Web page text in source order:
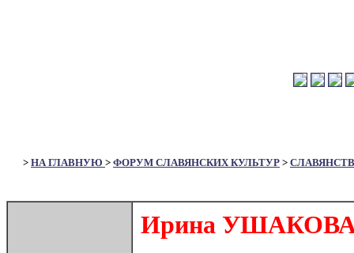
> НА ГЛАВНУЮ > ФОРУМ СЛАВЯНСКИХ КУЛЬТУР >
Ирина УШАКОВА.